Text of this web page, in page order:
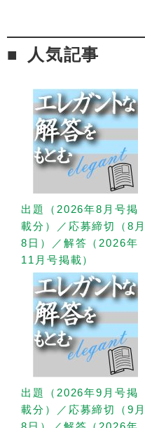
人気記事
出題（2026年8月号掲
載分）／応募締切（8月
8日）／解答（2026年
11月号掲載）
出題（2026年9月号掲
載分）／応募締切（9月